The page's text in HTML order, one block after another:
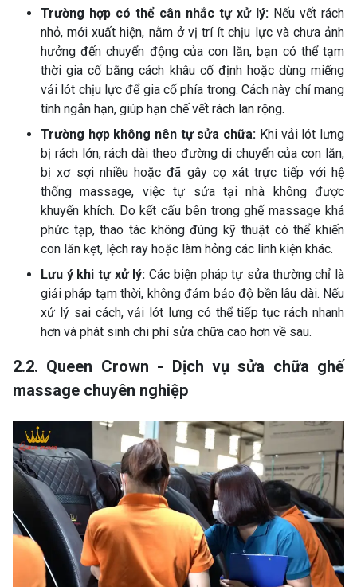
Trường hợp có thể cân nhắc tự xử lý: Nếu vết rách
nhỏ, mới xuất hiện, nằm ở vị trí ít chịu lực và chưa ảnh
hưởng đến chuyển động của con lăn, bạn có thể tạm
thời gia cố bằng cách khâu cố định hoặc dùng miếng
vải lót chịu lực để gia cố phía trong. Cách này chỉ mang
tính ngắn hạn, giúp hạn chế vết rách lan rộng.
Trường hợp không nên tự sửa chữa: Khi vải lót lưng
bị rách lớn, rách dài theo đường di chuyển của con lăn,
bị xơ sợi nhiều hoặc đã gây cọ xát trực tiếp với hệ
thống massage, việc tự sửa tại nhà không được
khuyến khích. Do kết cấu bên trong ghế massage khá
phức tạp, thao tác không đúng kỹ thuật có thể khiến
con lăn kẹt, lệch ray hoặc làm hỏng các linh kiện khác.
Lưu ý khi tự xử lý: Các biện pháp tự sửa thường chỉ là
giải pháp tạm thời, không đảm bảo độ bền lâu dài. Nếu
xử lý sai cách, vải lót lưng có thể tiếp tục rách nhanh
hơn và phát sinh chi phí sửa chữa cao hơn về sau.
2.2. Queen Crown - Dịch vụ sửa chữa ghế
massage chuyên nghiệp